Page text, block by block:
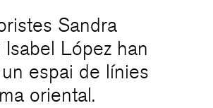
Sandra
López han
espai de línies
oriental.